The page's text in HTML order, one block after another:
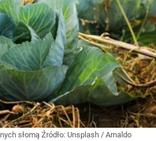
słomą Źródło: Unsplash / Arnaldo